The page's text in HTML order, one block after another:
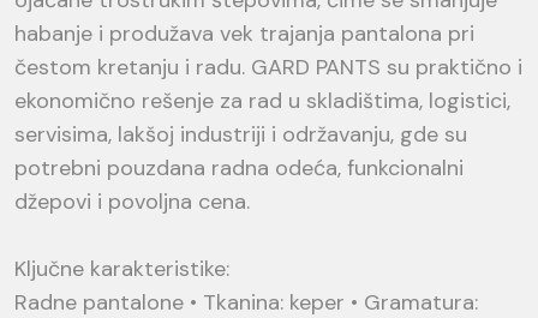
habanje i produžava vek trajanja pantalona pri
čestom kretanju i radu. GARD PANTS su praktično i
ekonomično rešenje za rad u skladištima, logistici,
servisima, lakšoj industriji i održavanju, gde su
potrebni pouzdana radna odeća, funkcionalni
džepovi i povoljna cena.
Ključne karakteristike:
Radne pantalone • Tkanina: keper • Gramatura: